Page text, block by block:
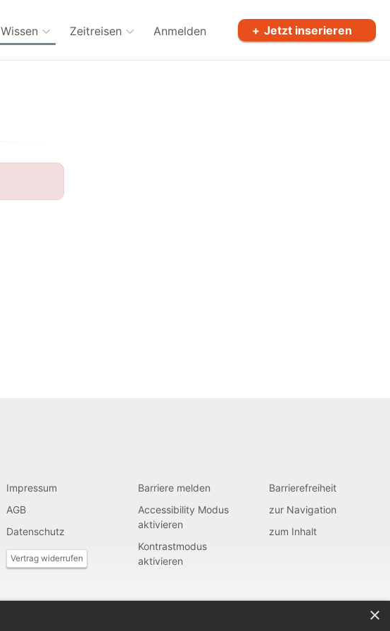
Wissen Zeitreisen Anmelden Jetzt inserieren
Impressum
AGB
Datenschutz
Vertrag widerrufen
Barriere melden
Accessibility Modus
aktivieren
Kontrastmodus
aktivieren
Barrierefreiheit
zur Navigation
zum Inhalt
×